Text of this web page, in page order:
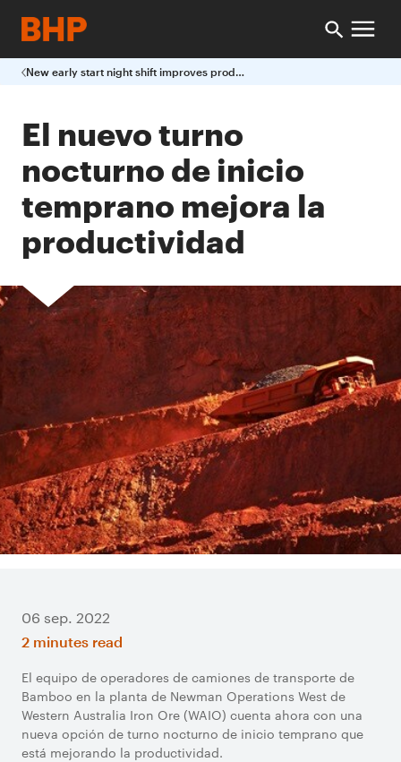
New early start night shift improves productivity
El nuevo turno
nocturno de inicio
temprano mejora la
productividad
06 sep. 2022
2 minutes read
El equipo de operadores de camiones de transporte de
Bamboo en la planta de Newman Operations West de
Western Australia Iron Ore (WAIO) cuenta ahora con una
nueva opción de turno nocturno de inicio temprano que
está mejorando la productividad.